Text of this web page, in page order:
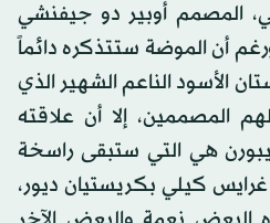
المصمم أوبير دو جيفنشي
الـ91 عاماً. ورغم أن الموضة ستتذكره دائماً
الأسود الناعم الشهير الذي
المصممين، إلا أن علاقته
هي التي ستبقى راسخة
كيلي بكريستيان ديور،